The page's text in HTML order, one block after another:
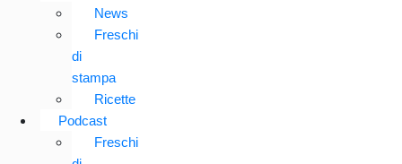
News
Freschi
di
stampa
Ricette
Podcast
Freschi